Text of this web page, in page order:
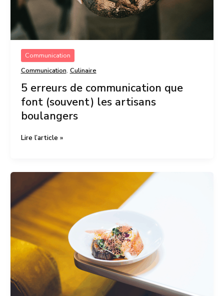
Communication
Communication, Culinaire
5 erreurs de communication que
font (souvent) les artisans
boulangers
Lire l’article »
sociaux
vs
site
internet
:
où
investir
quand
on
est
restaurateur
?